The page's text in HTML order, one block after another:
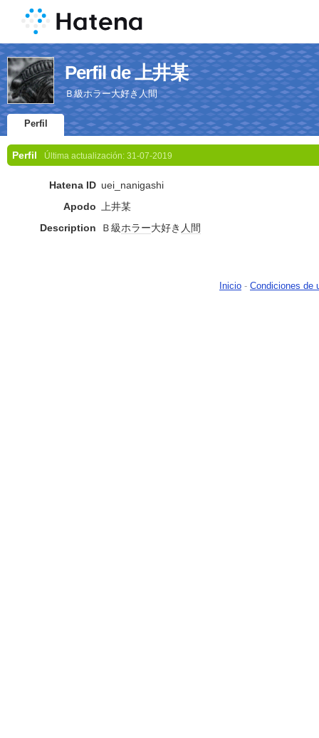
Perfil de 上井某
Ｂ級ホラー大好き人間
Perfil
Perfil Última actualización: 31-07-2019
Hatena ID uei_nanigashi
Apodo 上井某
Description
Ｂ級ホラー大好き 人間
Inicio - Condiciones de